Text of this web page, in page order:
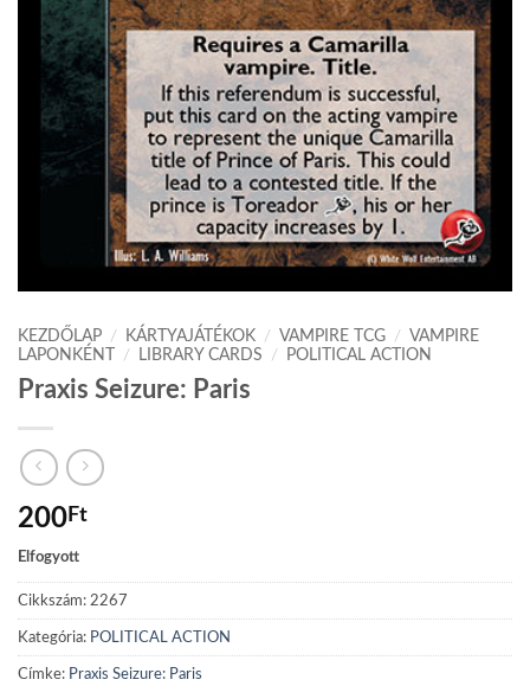
KEZDŐLAP / KÁRTYAJÁTÉKOK / VAMPIRE TCG /
VAMPIRE
LAPONKÉNT
/ LIBRARY CARDS / POLITICAL ACTION
Praxis Seizure: Paris
200Ft
Elfogyott
Cikkszám: 2267
Kategória: POLITICAL ACTION
Címke: Praxis Seizure: Paris